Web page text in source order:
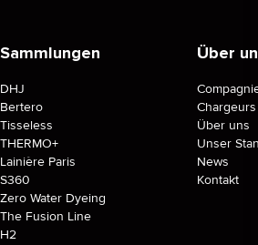
Sammlungen
DHJ
Bertero
Tisseless
THERMO+
Lainière Paris
S360
Zero Water Dyeing
The Fusion Line
H2
Über
Über uns
Unser
News
Kontakt